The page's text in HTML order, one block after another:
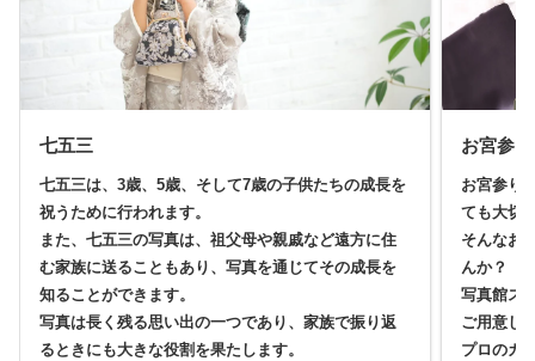
七五三
七五三は、3歳、5歳、そして7歳の子供たちの成長を
祝うために行われます。
また、七五三の写真は、祖父母や親戚など遠方に住
む家族に送ることもあり、写真を通じてその成長を
知ることができます。
写真は長く残る思い出の一つであり、家族で振り返
るときにも大きな役割を果たします。
お宮参り
お宮参り
ても大切
そんなお
んか？
写真館ス
ご用意し
プロのカ